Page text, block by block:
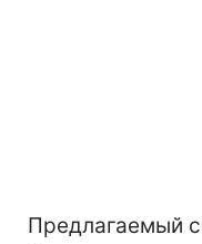
Предлагаемый